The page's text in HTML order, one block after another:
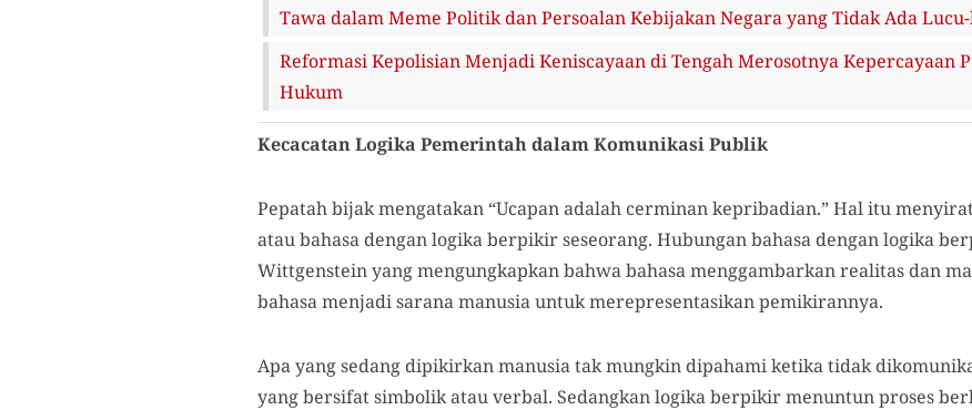
Tawa dalam Meme Politik dan Persoalan Kebijakan Negara yang Tidak Ada
Reformasi Kepolisian Menjadi Keniscayaan di Tengah Merosotnya Kepercayaan
Hukum
Kecacatan Logika Pemerintah dalam Komunikasi Publik
Pepatah bijak mengatakan “Ucapan adalah cerminan kepribadian.” Hal itu
atau bahasa dengan logika berpikir seseorang. Hubungan bahasa dengan logika
Wittgenstein yang mengungkapkan bahwa bahasa menggambarkan realitas dan
bahasa menjadi sarana manusia untuk merepresentasikan pemikirannya.
Apa yang sedang dipikirkan manusia tak mungkin dipahami ketika tidak
yang bersifat simbolik atau verbal. Sedangkan logika berpikir menuntun proses